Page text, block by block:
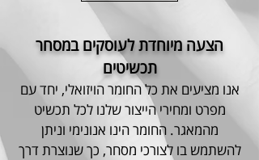
הצעה מיוחדת לעוסקים במסחר
תכשיטים
אנו מציעים את כל החומר הויזואלי, יחד עם
מפרט ומחירי הייצור שלנו לכל תכשיט
מהמאגר. החומר הינו אנונימי וניתן
להשתמש בו לצורכי מסחר, כך שנוצרת דרך